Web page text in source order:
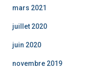
mars 2021
juillet 2020
juin 2020
novembre 2019